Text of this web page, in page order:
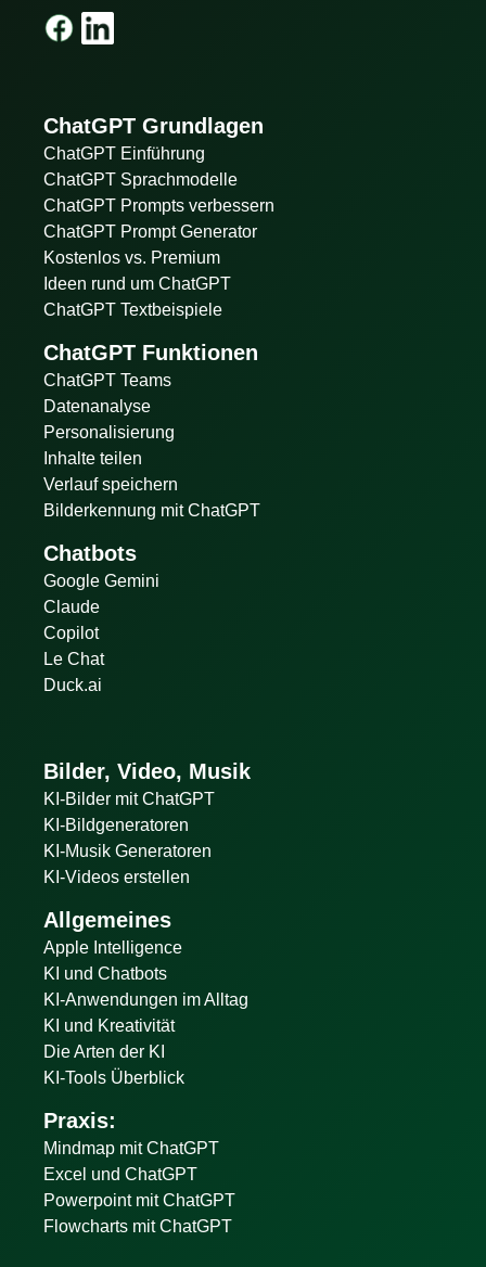
ChatGPT Grundlagen
ChatGPT Einführung
ChatGPT Sprachmodelle
ChatGPT Prompts verbessern
ChatGPT Prompt Generator
Kostenlos vs. Premium
Ideen rund um ChatGPT
ChatGPT Textbeispiele
ChatGPT Funktionen
ChatGPT Teams
Datenanalyse
Personalisierung
Inhalte teilen
Verlauf speichern
Bilderkennung mit ChatGPT
Chatbots
Google Gemini
Claude
Copilot
Le Chat
Duck.ai
Bilder, Video, Musik
KI-Bilder mit ChatGPT
KI-Bildgeneratoren
KI-Musik Generatoren
KI-Videos erstellen
Allgemeines
Apple Intelligence
KI und Chatbots
KI-Anwendungen im Alltag
KI und Kreativität
Die Arten der KI
KI-Tools Überblick
Praxis:
Mindmap mit ChatGPT
Excel und ChatGPT
Powerpoint mit ChatGPT
Flowcharts mit ChatGPT